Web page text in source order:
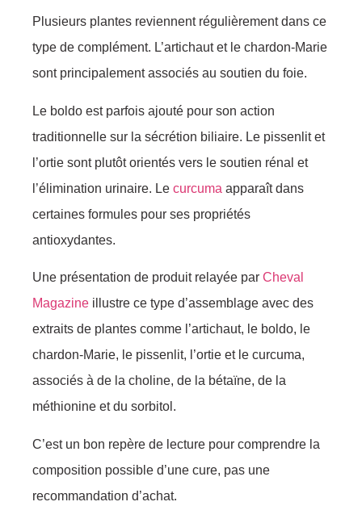
Plusieurs plantes reviennent régulièrement dans ce
type de complément. L’artichaut et le chardon-Marie
sont principalement associés au soutien du foie.
Le boldo est parfois ajouté pour son action
traditionnelle sur la sécrétion biliaire. Le pissenlit et
l’ortie sont plutôt orientés vers le soutien rénal et
l’élimination urinaire. Le curcuma apparaît dans
certaines formules pour ses propriétés
antioxydantes.
Une présentation de produit relayée par Cheval
Magazine illustre ce type d’assemblage avec des
extraits de plantes comme l’artichaut, le boldo, le
chardon-Marie, le pissenlit, l’ortie et le curcuma,
associés à de la choline, de la bétaïne, de la
méthionine et du sorbitol.
C’est un bon repère de lecture pour comprendre la
composition possible d’une cure, pas une
recommandation d’achat.